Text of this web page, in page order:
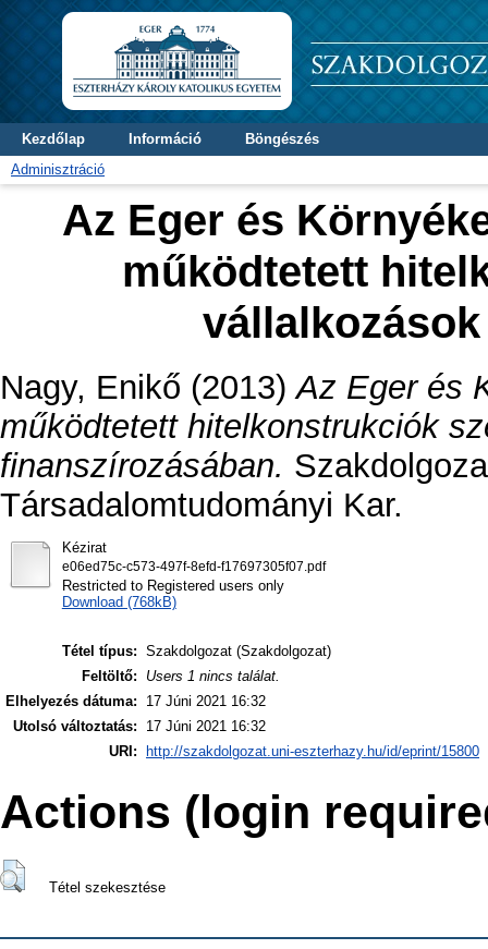
Kezdőlap Információ
Böngészés
Adminisztráció
Az Eger és
működtetett
Nagy, Enikő (2013)Az Eger és
működtetett hitelkonstrukciók
finanszírozásában.
Társadalomtudományi Kar.
Kézirat
e06ed75c-c573-497f-8efd-f17697305f07.pdf
Restricted to Registered users only
Download (768kB)
Tétel típus: Szakdolgozat (Szakdolgozat)
Feltöltő:
Users 1 nincs találat.
Elhelyezés dátuma:
17 Júni 2021 16:32
Utolsó változtatás:
17 Júni 2021 16:32
URI:
http://szakdolgozat.uni-eszterhazy.hu/id/eprint/15800
Actions (login
Tétel szekesztése